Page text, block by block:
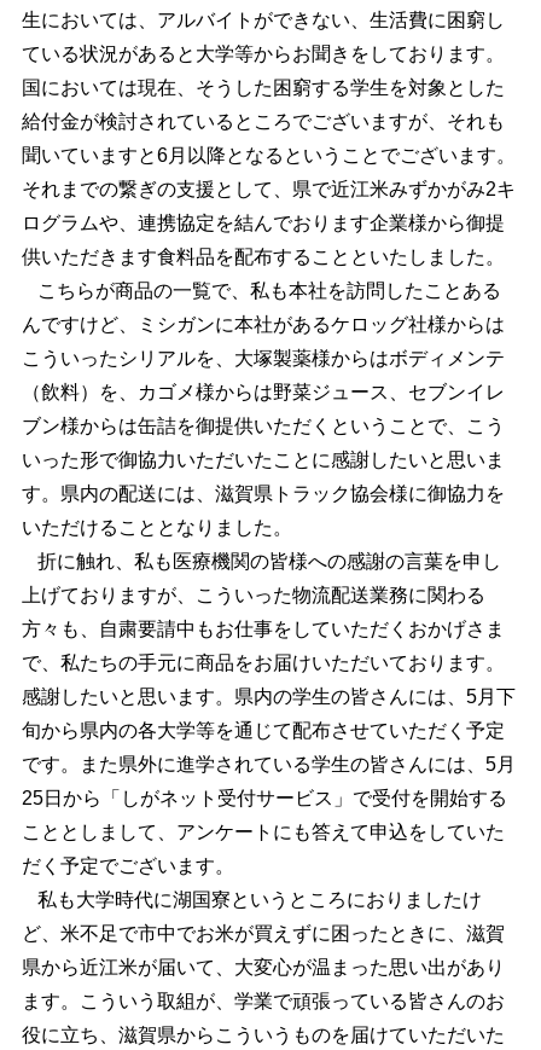
生においては、アルバイトができない、生活費に困窮し
ている状況があると大学等からお聞きをしております。
国においては現在、そうした困窮する学生を対象とした
給付金が検討されているところでございますが、それも
聞いていますと6月以降となるということでございます。
それまでの繋ぎの支援として、県で近江米みずかがみ2キ
ログラムや、連携協定を結んでおります企業様から御提
供いただきます食料品を配布することといたしました。
こちらが商品の一覧で、私も本社を訪問したことある
んですけど、ミシガンに本社があるケロッグ社様からは
こういったシリアルを、大塚製薬様からはボディメンテ
（飲料）を、カゴメ様からは野菜ジュース、セブンイレ
ブン様からは缶詰を御提供いただくということで、こう
いった形で御協力いただいたことに感謝したいと思いま
す。県内の配送には、滋賀県トラック協会様に御協力を
いただけることとなりました。
折に触れ、私も医療機関の皆様への感謝の言葉を申し
上げておりますが、こういった物流配送業務に関わる
方々も、自粛要請中もお仕事をしていただくおかげさま
で、私たちの手元に商品をお届けいただいております。
感謝したいと思います。県内の学生の皆さんには、5月下
旬から県内の各大学等を通じて配布させていただく予定
です。また県外に進学されている学生の皆さんには、5月
25日から「しがネット受付サービス」で受付を開始する
こととしまして、アンケートにも答えて申込をしていた
だく予定でございます。
私も大学時代に湖国寮というところにおりましたけ
ど、米不足で市中でお米が買えずに困ったときに、滋賀
県から近江米が届いて、大変心が温まった思い出があり
ます。こういう取組が、学業で頑張っている皆さんのお
役に立ち、滋賀県からこういうものを届けていただいた